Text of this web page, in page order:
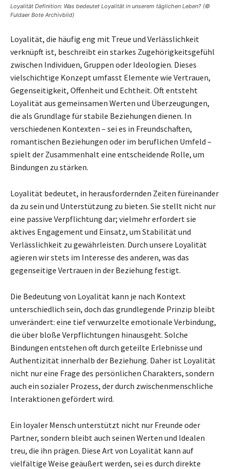
Loyalität Definition: Was bedeutet Loyalität in unserem täglichen Leben? (©
Fuldaer Bote Archivbild)
Loyalität, die häufig eng mit Treue und Verlässlichkeit
verknüpft ist, beschreibt ein starkes Zugehörigkeitsgefühl
zwischen Individuen, Gruppen oder Ideologien. Dieses
vielschichtige Konzept umfasst Elemente wie Vertrauen,
Gegenseitigkeit, Offenheit und Echtheit. Oft entsteht
Loyalität aus gemeinsamen Werten und Überzeugungen,
die als Grundlage für stabile Beziehungen dienen. In
verschiedenen Kontexten – sei es in Freundschaften,
romantischen Beziehungen oder im beruflichen Umfeld –
spielt der Zusammenhalt eine entscheidende Rolle, um
Bindungen zu stärken.
Loyalität bedeutet, in herausfordernden Zeiten füreinander
da zu sein und Unterstützung zu bieten. Sie stellt nicht nur
eine passive Verpflichtung dar; vielmehr erfordert sie
aktives Engagement und Einsatz, um Stabilität und
Verlässlichkeit zu gewährleisten. Durch unsere Loyalität
agieren wir stets im Interesse des anderen, was das
gegenseitige Vertrauen in der Beziehung festigt.
Die Bedeutung von Loyalität kann je nach Kontext
unterschiedlich sein, doch das grundlegende Prinzip bleibt
unverändert: eine tief verwurzelte emotionale Verbindung,
die über bloße Verpflichtungen hinausgeht. Solche
Bindungen entstehen oft durch geteilte Erlebnisse und
Authentizität innerhalb der Beziehung. Daher ist Loyalität
nicht nur eine Frage des persönlichen Charakters, sondern
auch ein sozialer Prozess, der durch zwischenmenschliche
Interaktionen gefördert wird.
Ein loyaler Mensch unterstützt nicht nur Freunde oder
Partner, sondern bleibt auch seinen Werten und Idealen
treu, die ihn prägen. Diese Art von Loyalität kann auf
vielfältige Weise geäußert werden, sei es durch direkte